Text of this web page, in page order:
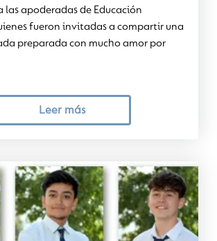
las apoderadas de Educación
fueron invitadas a compartir una
preparada con mucho amor por
Leer más